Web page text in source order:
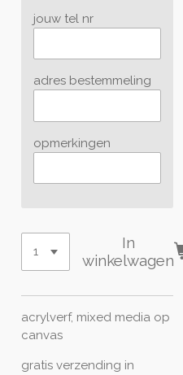
jouw tel nr
adres bestemmeling
opmerkingen
In
winkelwagen
acrylverf, mixed media op
canvas
gratis verzending in